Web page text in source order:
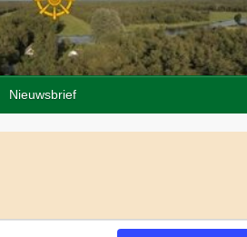
Nieuwsbrief